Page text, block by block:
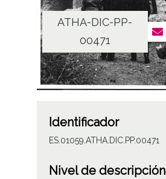
ATHA-DIC-PP-
00471
Identificador
ES.01059.ATHA.DIC.PP.00471
Nivel de descripción